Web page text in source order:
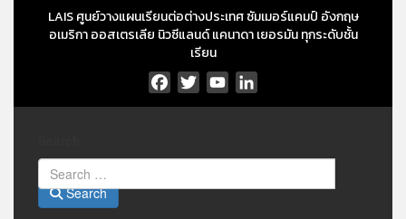
LAIS ศูนย์วางแผนเรียนต่อต่างประเทศ ซัมเมอร์แคมป์ อังกฤษ
อเมริกา ออสเตรเลีย นิวซีแลนด์ แคนาดา เยอรมัน ทุกระดับชั้น
เรียน
Facebook
TwitterYouTubeLinkedIn
Search